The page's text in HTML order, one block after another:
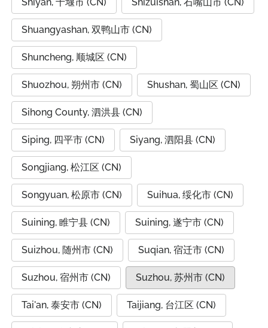
Shuangyashan, 双鸭山市 (CN)
Shuncheng, 顺城区 (CN)
Shuozhou, 朔州市 (CN) Shushan, 蜀山区 (CN)
Sihong County, 泗洪县 (CN)
Siping, 四平市 (CN) Siyang, 泗阳县 (CN)
Songjiang, 松江区 (CN)
Songyuan, 松原市 (CN) Suihua, 绥化市 (CN)
Suining, 睢宁县 (CN) Suining, 遂宁市 (CN)
Suizhou, 随州市 (CN) Suqian, 宿迁市 (CN)
Suzhou, 宿州市 (CN) Suzhou, 苏州市 (CN)
Tai'an, 泰安市 (CN) Taijiang, 台江区 (CN)